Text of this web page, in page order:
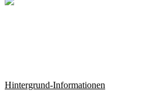
Hintergrund-Informationen